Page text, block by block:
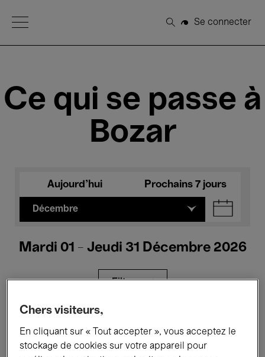
Open Menu
Rechercher
Se connecter
Ce qui se passe à
Bozar
Aujourd'hui Prochains 7 jours
Décembre
Mardi 01 - Jeudi 31 Décembre 2026
Filtres
Expositions Films Performances
Chers visiteurs,
En cliquant sur « Tout accepter », vous acceptez le
stockage de cookies sur votre appareil pour